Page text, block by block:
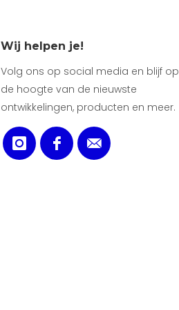
Wij helpen je!
Volg ons op social media en blijf op
de hoogte van de nieuwste
ontwikkelingen, producten en meer.